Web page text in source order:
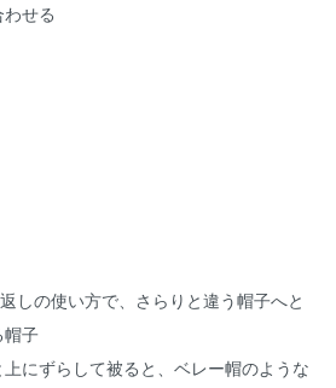
せる
しの使い方で、さらりと違う帽子へと
帽子
にずらして被ると、ベレー帽のような